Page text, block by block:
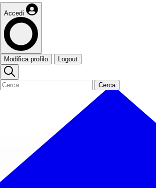
Accedi
Modifica profilo Logout
Cerca